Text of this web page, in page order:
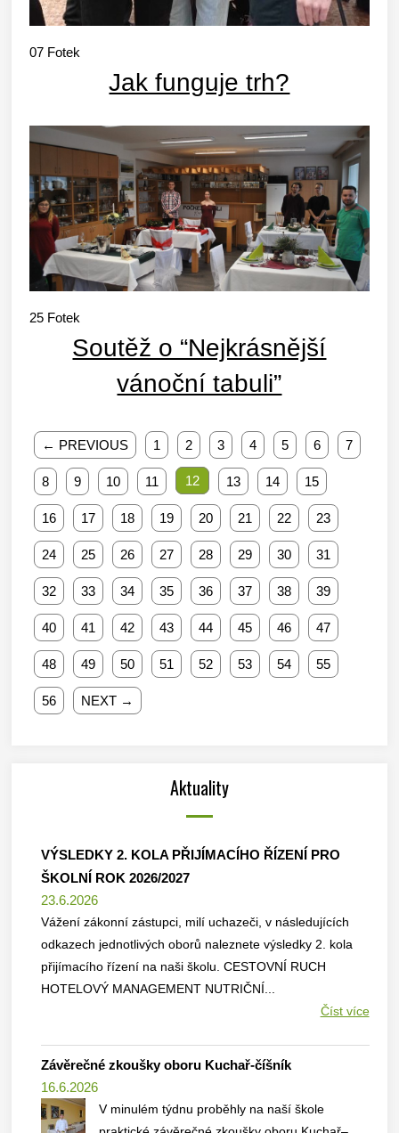
07 Fotek
Jak funguje trh?
25 Fotek
Soutěž o “Nejkrásnější
vánoční tabuli”
← PREVIOUS 1 2 3 4 5 6 7
8 9 10 11 12 13 14 15
16 17 18 19 20 21 22 23
24 25 26 27 28 29 30 31
32 33 34 35 36 37 38 39
40 41 42 43 44 45 46 47
48 49 50 51 52 53 54 55
56 NEXT →
Aktuality
VÝSLEDKY 2. KOLA PŘIJÍMACÍHO ŘÍZENÍ PRO
ŠKOLNÍ ROK 2026/2027
23.6.2026
Vážení zákonní zástupci, milí uchazeči, v následujících
odkazech jednotlivých oborů naleznete výsledky 2. kola
přijímacího řízení na naši školu. CESTOVNÍ RUCH
HOTELOVÝ MANAGEMENT NUTRIČNÍ...
Číst více
Závěrečné zkoušky oboru Kuchař-číšník
16.6.2026
V minulém týdnu proběhly na naší škole